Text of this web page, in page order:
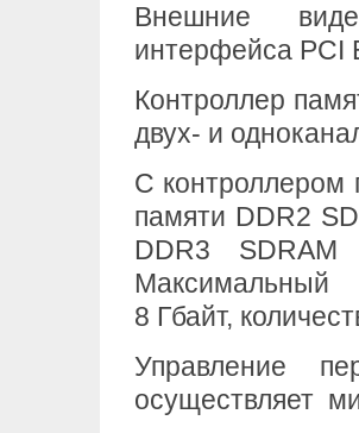
Внешние
интерфейса PCI
Контроллер
двух- и
С контроллером
памяти DDR2
DDR3
Максимальный
8 Гбайт,
Управление
осуществляет